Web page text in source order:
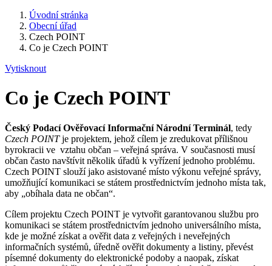
Úvodní stránka
Obecní úřad
Czech POINT
Co je Czech POINT
Vytisknout
Co je Czech POINT
Český Podací Ověřovací Informační Národní Terminál, tedy
Czech POINTje projektem, jehož cílem je zredukovat přílišnou
byrokracii ve vztahu občan – veřejná správa. V současnosti musí
občan často navštívit několik úřadů k vyřízení jednoho problému.
Czech POINT slouží jako asistované místo výkonu veřejné správy,
umožňující komunikaci se státem prostřednictvím jednoho místa tak,
aby „obíhala data ne občan“.
Cílem projektu Czech POINT je vytvořit garantovanou službu pro
komunikaci se státem prostřednictvím jednoho universálního místa,
kde je možné získat a ověřit data z veřejných i neveřejných
informačních systémů, úředně ověřit dokumenty a listiny, převést
písemné dokumenty do elektronické podoby a naopak, získat